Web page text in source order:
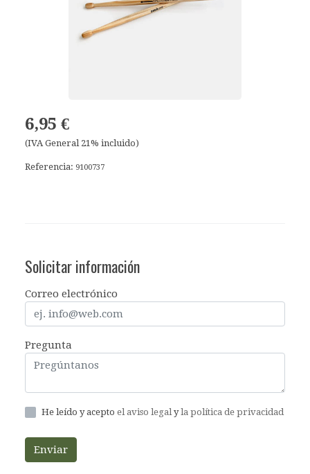
6,95 €
(IVA General 21% incluido)
Referencia: 9100737
Solicitar información
Correo electrónico
Pregunta
He leído y acepto el aviso legal yla política de privacidad
Enviar